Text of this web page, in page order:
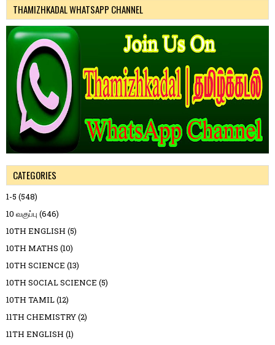
THAMIZHKADAL WHATSAPP CHANNEL
CATEGORIES
1-5 (548)
10 வகுப்பு (646)
10TH ENGLISH (5)
10TH MATHS (10)
10TH SCIENCE (13)
10TH SOCIAL SCIENCE (5)
10TH TAMIL(12)
11TH CHEMISTRY(2)
11TH ENGLISH (1)